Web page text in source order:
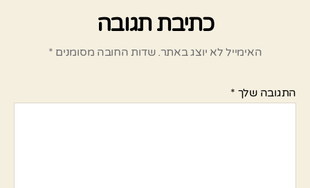
כתיבת תגובה
האימייל לא יוצג באתר. שדות החובה מסומנים *
התגובה שלך *